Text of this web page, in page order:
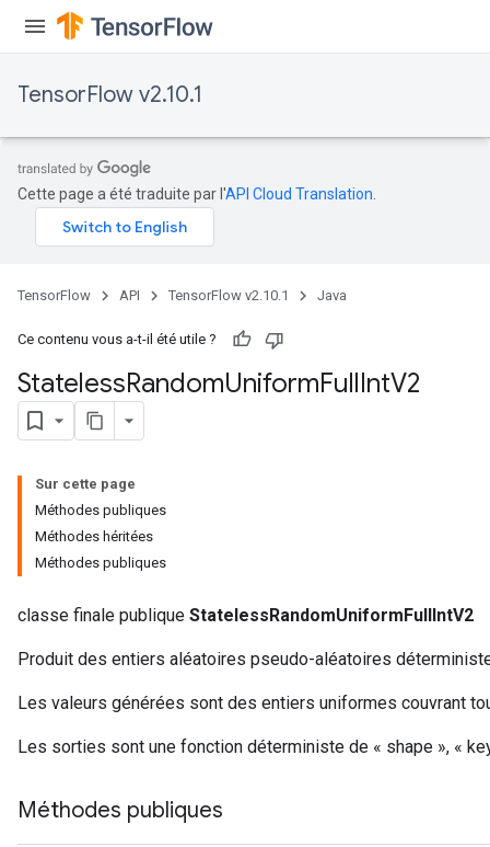
TensorFlow v2.10.1
Cette page a été traduite par l'API Cloud Translation
TensorFlow API TensorFlow v2.10.1 Java
Ce contenu vous a-t-il été utile ?
StatelessRandomUniformFullIntV2
Sur cette page
Méthodes publiques
Méthodes héritées
Méthodes publiques
classe finale publique StatelessRandomUniformFullIntV2
Produit des entiers aléatoires pseudo-aléatoires
Les valeurs générées sont des entiers uniformes couvrant
Les sorties sont une fonction déterministe de « shape », «
Méthodes publiques